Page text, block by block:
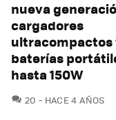
nueva
cargadores
ultracompactos
baterías
hasta 150W
20 COMENTARIOS
HACE 4 AÑOS